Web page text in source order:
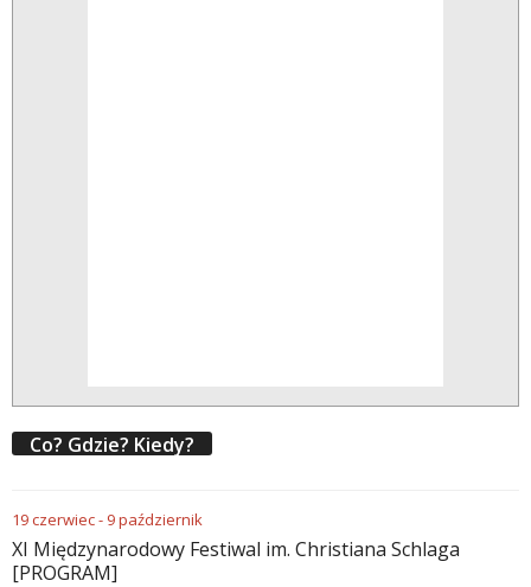
Co? Gdzie? Kiedy?
19czerwiec- 9październik
XI Międzynarodowy Festiwal im. Christiana Schlaga
[PROGRAM]